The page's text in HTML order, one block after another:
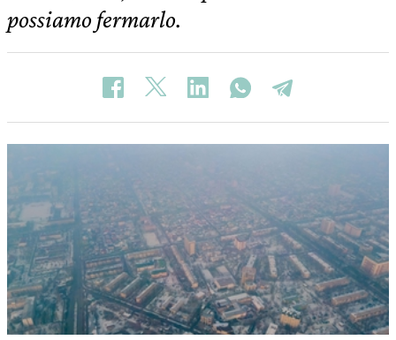
possiamo fermarlo.